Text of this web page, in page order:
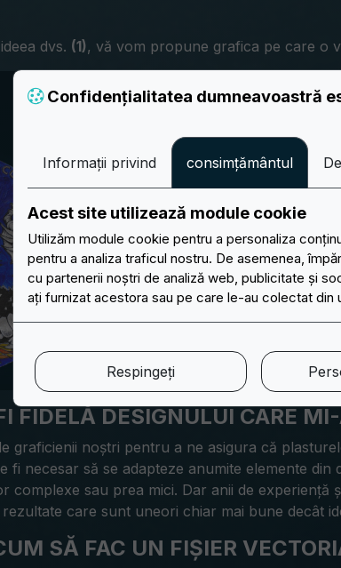
dvs. (1), vă vom propune grafica pe care o
FIDELĂ DESIGNULUI CARE
graficienii noștri pentru a ne asigura că
fi necesar să se adapteze anumite elemente
complexe sau prea mici. Dar anii de
care sunt uneori chiar mai bune decât
SĂ FAC UN FIȘIER
Confidențialitatea dumneavoastră
Informații privind consimțământul
Acest site utilizează module cookie
Utilizăm module cookie pentru a personaliza
pentru a analiza traficul nostru. De asemenea,
cu partenerii noștri de analiză web, publicitate și
ați furnizat acestora sau pe care le-au colectat din
Respingeți